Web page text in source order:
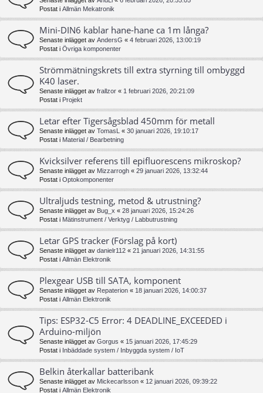
Postat i Allmän Mekatronik
Mini-DIN6 kablar hane-hane ca 1m långa?
Senaste inlägget av AndersG « 4 februari 2026, 13:00:19
Postat i Övriga komponenter
Strömmätningskrets till extra styrning till ombyggd
K40 laser.
Senaste inlägget av frallzor « 1 februari 2026, 20:21:09
Postat i Projekt
Letar efter Tigersågsblad 450mm för metall
Senaste inlägget av TomasL « 30 januari 2026, 19:10:17
Postat i Material / Bearbetning
Kvicksilver referens till epifluorescens mikroskop?
Senaste inlägget av Mizzarrogh « 29 januari 2026, 13:32:44
Postat i Optokomponenter
Ultraljuds testning, metod & utrustning?
Senaste inlägget av Bug_x « 28 januari 2026, 15:24:26
Postat i Mätinstrument / Verktyg / Labbutrustning
Letar GPS tracker (Förslag på kort)
Senaste inlägget av danielr112 « 21 januari 2026, 14:31:55
Postat i Allmän Elektronik
Plexgear USB till SATA, komponent
Senaste inlägget av Repaterion « 18 januari 2026, 14:00:37
Postat i Allmän Elektronik
Tips: ESP32-C5 Error: 4 DEADLINE_EXCEEDED i
Arduino-miljön
Senaste inlägget av Gorgus « 15 januari 2026, 17:45:29
Postat i Inbäddade system / Inbyggda system / IoT
Belkin återkallar batteribank
Senaste inlägget av Mickecarlsson « 12 januari 2026, 09:39:22
Postat i Allmän Elektronik